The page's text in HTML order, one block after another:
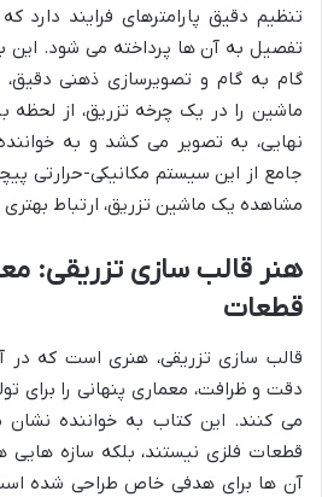
تنظیم دقیق پارامترهای فرایند
تفصیل به آن ها پرداخته می شود.
گام به گام و تصویرسازی ذهنی
ماشین را در یک چرخه تزریق، از لحظه
نهایی، به تصویر می کشد و به
جامع از این سیستم مکانیکی-حرارتی
مشاهده یک ماشین تزریق، ارتباط بهتری
هنر قالب سازی تزریقی:
قطعات
قالب سازی تزریقی، هنری است که در
دقت و ظرافت، معماری پنهانی را برای
می کنند. این کتاب به خواننده
قطعات فلزی نیستند، بلکه سازه
آن ها برای هدفی خاص طراحی شده